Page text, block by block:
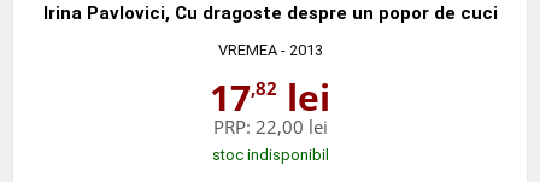
Irina Pavlovici, Cu dragoste despre un popor de cuci
VREMEA- 2013
17,82 lei
PRP: 22,00 lei
stoc indisponibil